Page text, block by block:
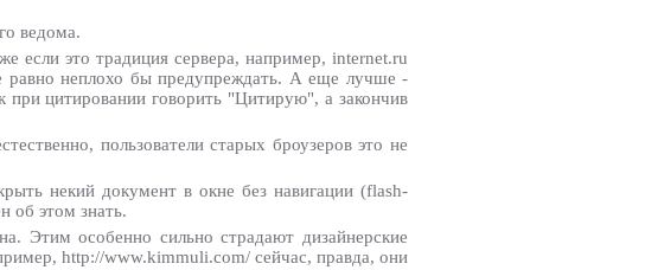
ведома.
если это традиция сервера, например, internet.ru
равно неплохо бы предупреждать. А еще лучше -
цитировании говорить "Цитирую", а закончив
пользователи старых броузеров это не
некий документ в окне без навигации (flash-
об этом знать.
Этим особенно сильно страдают дизайнерские
http://www.kimmuli.com/ сейчас, правда, они